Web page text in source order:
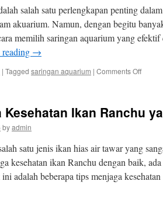
Sehat
dan
Cantik
salah satu perlengkapan penting
akuarium. Namun, dengan begitu
memilih saringan aquarium yang
→
| Tagged saringan aquarium | Comments Offon
yang
Efisien
Kesehatan Ikan Ranchu
byadmin
satu jenis ikan hias air tawar yang
kesehatan ikan Ranchu dengan baik,
adalah beberapa tips menjaga